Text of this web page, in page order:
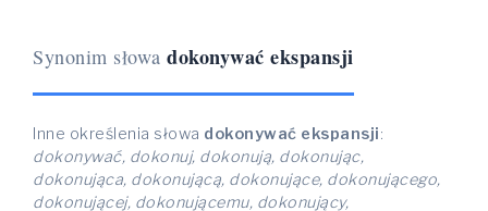
Synonim słowa dokonywać ekspansji
Inne określenia słowa dokonywać ekspansji:
dokonywać, dokonuj, dokonują, dokonując,
dokonująca, dokonującą, dokonujące, dokonującego,
dokonującej, dokonującemu, dokonujący,